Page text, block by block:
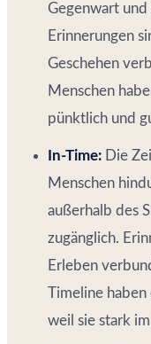
Gegenwart
Erinnerungen
Geschehen
Menschen
pünktlich und
In-Time: Die
Menschen
außerhalb des
zugänglich.
Erleben
Timeline
weil sie stark